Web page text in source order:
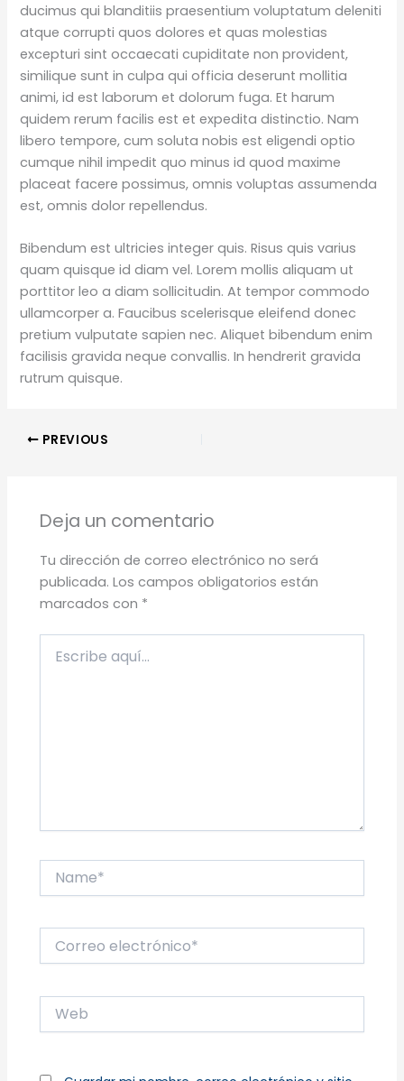
ducimus qui blanditiis praesentium voluptatum deleniti
atque corrupti quos dolores et quas molestias
excepturi sint occaecati cupiditate non provident,
similique sunt in culpa qui officia deserunt mollitia
animi, id est laborum et dolorum fuga. Et harum
quidem rerum facilis est et expedita distinctio. Nam
libero tempore, cum soluta nobis est eligendi optio
cumque nihil impedit quo minus id quod maxime
placeat facere possimus, omnis voluptas assumenda
est, omnis dolor repellendus.
Bibendum est ultricies integer quis. Risus quis varius
quam quisque id diam vel. Lorem mollis aliquam ut
porttitor leo a diam sollicitudin. At tempor commodo
ullamcorper a. Faucibus scelerisque eleifend donec
pretium vulputate sapien nec. Aliquet bibendum enim
facilisis gravida neque convallis. In hendrerit gravida
rutrum quisque.
PREVIOUS
Deja un comentario
Tu dirección de correo electrónico no será
publicada. Los campos obligatorios están
marcados con *
aquí...
electrónico*